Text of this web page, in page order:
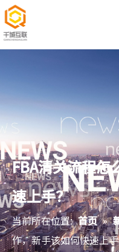
FBA清关流程怎
速上手？
当前所在位置: 首页 »
作，新手该如何快速上